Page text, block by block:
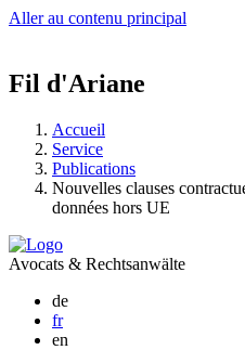
Aller au contenu principal
Fil d'Ariane
Accueil
Service
Publications
Nouvelles clauses
données hors UE
Avocats & Rechtsanwälte
de
fr
en